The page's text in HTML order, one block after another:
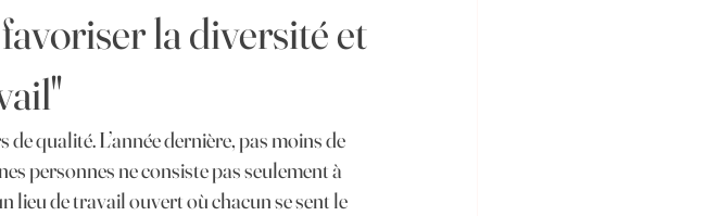
la diversité et
qualité. L’année dernière, pas moins de
personnes ne consiste pas seulement à
lieu de travail ouvert où chacun se sent le